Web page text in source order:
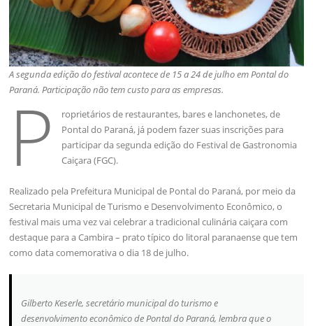
A segunda edição do festival acontece de 15 a 24 de julho em Pontal do
Paraná. Participação não tem custo para as empresas.
P
roprietários de restaurantes, bares e lanchonetes, de
Pontal do Paraná, já podem fazer suas inscrições para
participar da segunda edição do Festival de Gastronomia
Caiçara (FGC).
Realizado pela Prefeitura Municipal de Pontal do Paraná, por meio da
Secretaria Municipal de Turismo e Desenvolvimento Econômico, o
festival mais uma vez vai celebrar a tradicional culinária caiçara com
destaque para a Cambira – prato típico do litoral paranaense que tem
como data comemorativa o dia 18 de julho.
Gilberto Keserle, secretário municipal do turismo e
desenvolvimento econômico de Pontal do Paraná, lembra que o